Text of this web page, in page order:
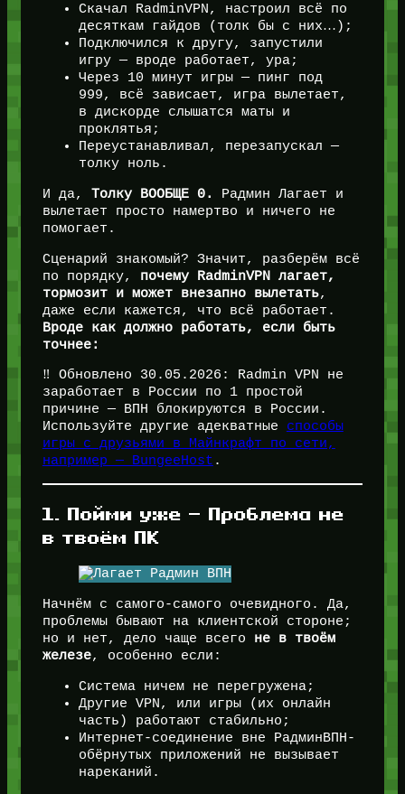
Скачал RadminVPN, настроил всё по
десяткам гайдов (толк бы с них…);
Подключился к другу, запустили
игру — вроде работает, ура;
Через 10 минут игры — пинг под
999, всё зависает, игра вылетает,
в дискорде слышатся маты и
проклятья;
Переустанавливал, перезапускал —
толку ноль.
И да, Толку ВООБЩЕ 0.
Радмин Лагает и
вылетает просто намертво и ничего не
помогает.
Сценарий знакомый? Значит, разберём всё
по порядку, почему RadminVPN лагает,
тормозит и может внезапно вылетать,
даже если кажется, что всё работает.
Вроде как должно работать, если быть
точнее:
‼️ Обновлено 30.05.2026: Radmin VPN не
заработает в России по 1 простой
причине — ВПН блокируются в России.
Используйте другие адекватные способы
игры с друзьями в Майнкрафт по сети,
например — BungeeHost .
1. Пойми уже — Проблема не
в твоём ПК
Начнём с самого-самого очевидного. Да,
проблемы бывают на клиентской стороне;
но и нет, дело чаще всего не в твоём
железе, особенно если:
Система ничем не перегружена;
Другие VPN, или игры (их онлайн
часть) работают стабильно;
Интернет-соединение вне РадминВПН-
обёрнутых приложений не вызывает
нареканий.